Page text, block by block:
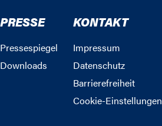
PRESSE
Pressespiegel
Downloads
KONTAKT
Impressum
Datenschutz
Barrierefreiheit
Cookie-Einstellungen